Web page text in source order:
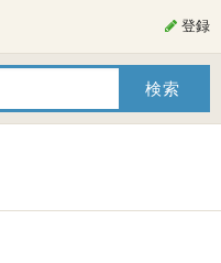
登録